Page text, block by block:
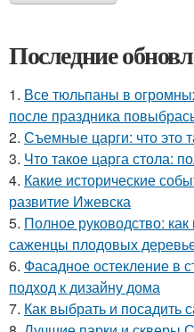
Последние
1. Все тюльпаны в
после праздника
2. Съемные царги: что это
3. Что такое царга стола:
4. Какие исторические
развитие Ижевска
5. Полное руководство:
саженцы плодовых
6. Фасадное остекление в
подход к дизайну дома
7. Как выбрать и посадить